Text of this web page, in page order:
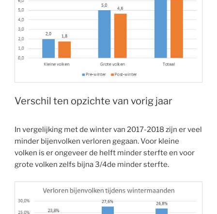
Verschil ten opzichte van vorig jaar
In vergelijking met de winter van 2017-2018 zijn er veel
minder bijenvolken verloren gegaan. Voor kleine
volken is er ongeveer de helft minder sterfte en voor
grote volken zelfs bijna 3/4de minder sterfte.